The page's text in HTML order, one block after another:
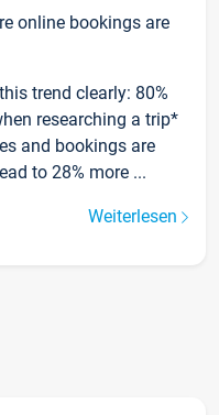
online bookings are
trend clearly: 80%
researching a trip*
and bookings are
to 28% more ...
Weiterlesen